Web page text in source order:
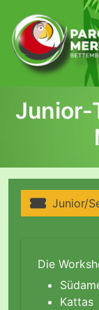
Junior-
Junior/
Die
Kattas